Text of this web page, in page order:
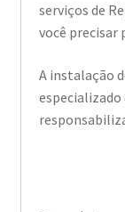
serviços de
você precisar
A instalação
especializado